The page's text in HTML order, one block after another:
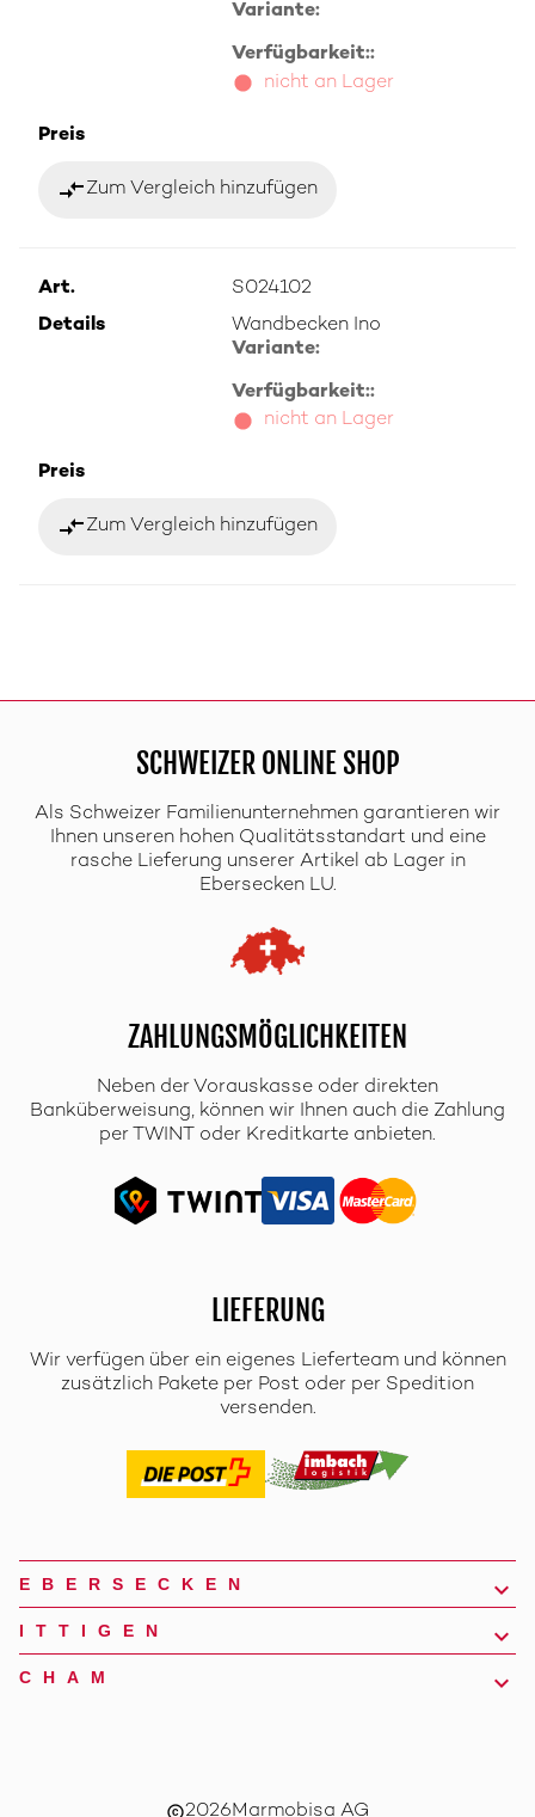
Variante:
Verfügbarkeit::
nicht an Lager
Preis
compare_arrowsZum Vergleich hinzufügen
Art.
S024102
Details
Wandbecken Ino
Variante:
Verfügbarkeit::
nicht an Lager
Preis
compare_arrowsZum Vergleich hinzufügen
SCHWEIZER ONLINE SHOP
Als Schweizer Familienunternehmen garantieren wir
Ihnen unseren hohen Qualitätsstandart und eine
rasche Lieferung unserer Artikel ab Lager in
Ebersecken LU.
ZAHLUNGSMÖGLICHKEITEN
Neben der Vorauskasse oder direkten
Banküberweisung, können wir Ihnen auch die Zahlung
per TWINT oder Kreditkarte anbieten.
LIEFERUNG
Wir verfügen über ein eigenes Lieferteam und können
zusätzlich Pakete per Post oder per Spedition
versenden.
EBERSECKEN
ITTIGEN
CHAM
copyright2026Marmobisa AG